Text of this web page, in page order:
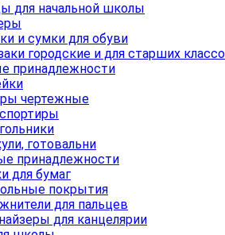
для начальной школы
и сумки для обуви
городские и для старших
принадлежности
чертежные
готовальни
принадлежности
для бумаг
покрытия
для пальцев
для канцелярии